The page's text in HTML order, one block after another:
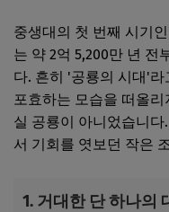
중생대의 첫 번째 시기
는 약 2억 5,200만 년 전
다. 흔히 '공룡의 시대'
포효하는 모습을 떠올
실 공룡이 아니었습니
서 기회를 엿보던 작은
1. 거대한 단 하나의